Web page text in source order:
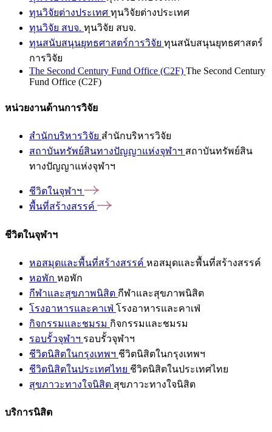
ทุนวิจัยต่างประเทศ ทุนวิจัยต่างประเทศ
ทุนวิจัย สบจ. ทุนวิจัย สบจ.
ทุนสนับสนุนยุทธศาสตร์การวิจัย ทุนสนับสนุนยุทธศาสตร์
การวิจัย
The Second Century Fund Office (C2F) The Second Century
Fund Office (C2F)
หน่วยงานด้านการวิจัย
สำนักบริหารวิจัย สำนักบริหารวิจัย
สถาบันทรัพย์สินทางปัญญาแห่งจุฬาฯ สถาบันทรัพย์สิน
ทางปัญญาแห่งจุฬาฯ
ชีวิตในจุฬาฯ
พื้นที่สร้างสรรค์
ชีวิตในจุฬาฯ
หอสมุดและพื้นที่สร้างสรรค์ หอสมุดและพื้นที่สร้างสรรค์
หอพัก หอพัก
กีฬาและสุขภาพนิสิต กีฬาและสุขภาพนิสิต
โรงอาหารและคาเฟ่ โรงอาหารและคาเฟ่
กิจกรรมและชมรม กิจกรรมและชมรม
รอบรั้วจุฬาฯ รอบรั้วจุฬาฯ
ชีวิตนิสิตในกรุงเทพฯ ชีวิตนิสิตในกรุงเทพฯ
ชีวิตนิสิตในประเทศไทย ชีวิตนิสิตในประเทศไทย
สุขภาวะทางใจนิสิต สุขภาวะทางใจนิสิต
บริการนิสิต